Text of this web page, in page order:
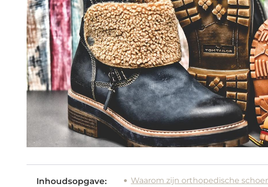
Inhoudsopgave:
Waarom zijn orthopedische